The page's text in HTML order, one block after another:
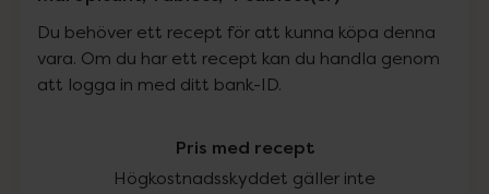
Du behöver ett recept för att kunna köpa denna
vara. Om du har ett recept kan du handla genom
att logga in med ditt bank-ID.
Pris med recept
Högkostnadsskyddet gäller inte